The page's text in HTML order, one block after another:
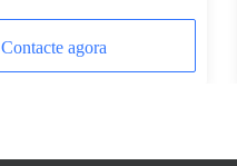
Contacte agora